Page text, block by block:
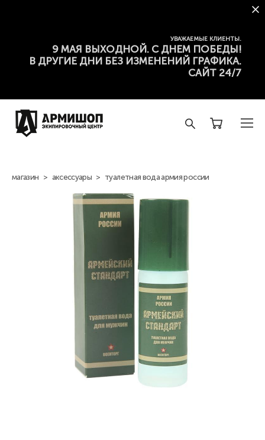
УВАЖАЕМЫЕ КЛИЕНТЫ.
9 МАЯ ВЫХОДНОЙ. С ДНЕМ ПОБЕДЫ!
В ДРУГИЕ ДНИ БЕЗ ИЗМЕНЕНИЙ ГРАФИКА.
САЙТ 24/7
магазин > аксессуары > туалетная вода армия россии